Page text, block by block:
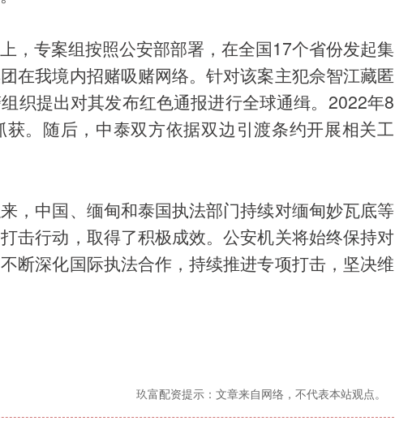
，专案组按照公安部部署，在全国17个省份发起集
在我境内招赌吸赌网络。针对该案主犯佘智江藏匿
织提出对其发布红色通报进行全球通缉。2022年8
。随后，中泰双方依据双边引渡条约开展相关工
，中国、缅甸和泰国执法部门持续对缅甸妙瓦底等
击行动，取得了积极成效。公安机关将始终保持对
断深化国际执法合作，持续推进专项打击，坚决维
玖富配资提示：文章来自网络，不代表本站观点。